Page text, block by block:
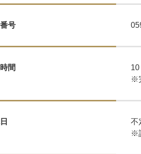
号
間
​​​​​​​※
不
※